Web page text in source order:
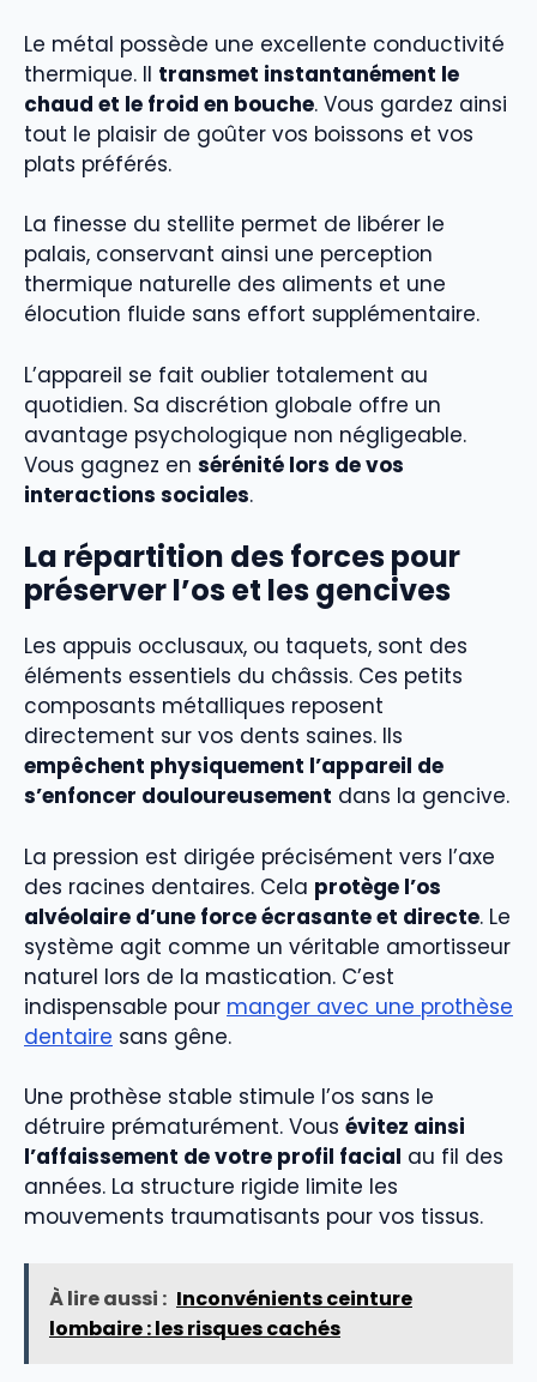
Le métal possède une excellente conductivité
thermique. Il transmet instantanément le
chaud et le froid en bouche. Vous gardez ainsi
tout le plaisir de goûter vos boissons et vos
plats préférés.
La finesse du stellite permet de libérer le
palais, conservant ainsi une perception
thermique naturelle des aliments et une
élocution fluide sans effort supplémentaire.
L’appareil se fait oublier totalement au
quotidien. Sa discrétion globale offre un
avantage psychologique non négligeable.
Vous gagnez en sérénité lors de vos
interactions sociales.
La répartition des forces pour
préserver l’os et les gencives
Les appuis occlusaux, ou taquets, sont des
éléments essentiels du châssis. Ces petits
composants métalliques reposent
directement sur vos dents saines. Ils
empêchent physiquement l’appareil de
s’enfoncer douloureusement dans la gencive.
La pression est dirigée précisément vers l’axe
des racines dentaires. Cela protège l’os
alvéolaire d’une force écrasante et directe. Le
système agit comme un véritable amortisseur
naturel lors de la mastication. C’est
indispensable pour manger avec une prothèse
dentaire sans gêne.
Une prothèse stable stimule l’os sans le
détruire prématurément. Vous évitez ainsi
l’affaissement de votre profil facial au fil des
années. La structure rigide limite les
mouvements traumatisants pour vos tissus.
À lire aussi : Inconvénients ceinture
lombaire : les risques cachés